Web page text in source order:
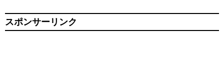
スポンサーリンク